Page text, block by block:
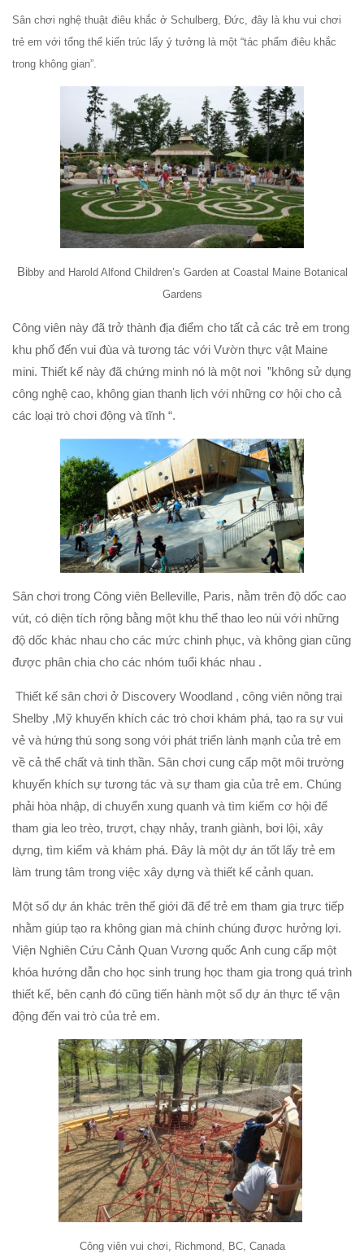
Sân chơi nghệ thuật điêu khắc ở Schulberg, Đức, đây là khu vui chơi
trẻ em với tổng thể kiến trúc lấy ý tưởng là một “tác phẩm điêu khắc
trong không gian”.
Bibby and Harold Alfond Children’s Garden at Coastal Maine Botanical
Gardens
Công viên này đã trở thành địa điểm cho tất cả các trẻ em trong
khu phố đến vui đùa và tương tác với Vườn thực vật Maine
mini. Thiết kế này đã chứng minh nó là một nơi ”không sử dụng
công nghệ cao, không gian thanh lịch với những cơ hội cho cả
các loại trò chơi động và tĩnh “.
Sân chơi trong Công viên Belleville, Paris, nằm trên độ dốc cao
vút, có diện tích rộng bằng một khu thể thao leo núi với những
độ dốc khác nhau cho các mức chinh phục, và không gian cũng
được phân chia cho các nhóm tuổi khác nhau .
Thiết kế sân chơi ở Discovery Woodland , công viên nông trại
Shelby ,Mỹ khuyến khích các trò chơi khám phá, tạo ra sự vui
vẻ và hứng thú song song với phát triển lành mạnh của trẻ em
về cả thể chất và tinh thần. Sân chơi cung cấp một môi trường
khuyến khích sự tương tác và sự tham gia của trẻ em. Chúng
phải hòa nhập, di chuyển xung quanh và tìm kiếm cơ hội để
tham gia leo trèo, trượt, chạy nhảy, tranh giành, bơi lội, xây
dựng, tìm kiếm và khám phá. Đây là một dự án tốt lấy trẻ em
làm trung tâm trong việc xây dựng và thiết kế cảnh quan.
Một số dự án khác trên thế giới đã để trẻ em tham gia trực tiếp
nhằm giúp tạo ra không gian mà chính chúng được hưởng lợi.
Viện Nghiên Cứu Cảnh Quan Vương quốc Anh cung cấp một
khóa hướng dẫn cho học sinh trung học tham gia trong quá trình
thiết kế, bên cạnh đó cũng tiến hành một số dự án thực tế vận
động đến vai trò của trẻ em.
Công viên vui chơi, Richmond, BC, Canada